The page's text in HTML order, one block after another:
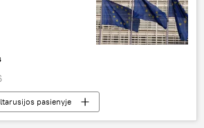
pasienyje
finansavimas